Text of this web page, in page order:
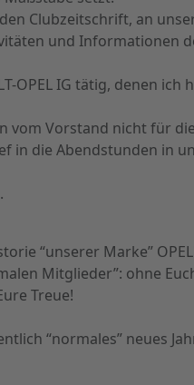
Clubzeitschrift, an
und Informationen
OPEL IG tätig, denen
vom Vorstand nicht für
in die Abendstunden in
“unserer Marke”
Mitglieder”: ohne
Treue!
“normales” neues